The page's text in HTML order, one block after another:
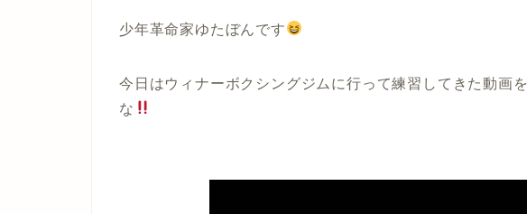
少年革命家ゆたぼんです
今日はウィナーボクシングジムに行って練習してきた動画を
な